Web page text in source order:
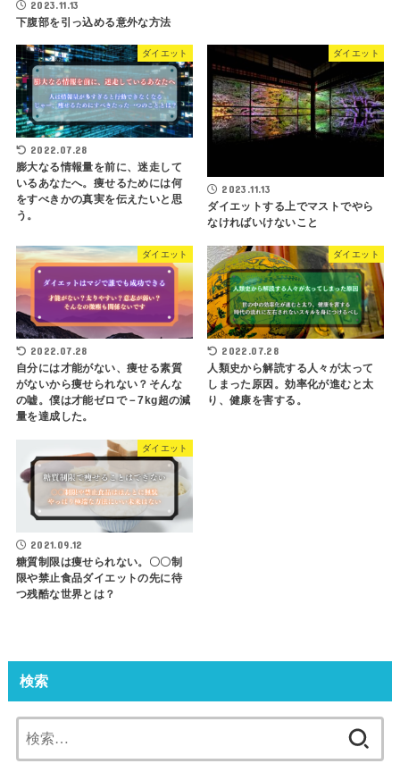
2023.11.13
下腹部を引っ込める意外な方法
ダイエット
2022.07.28
膨大なる情報量を前に、迷走して
いるあなたへ。痩せるためには何
をすべきかの真実を伝えたいと思
う。
ダイエット
2023.11.13
ダイエットする上でマストでやら
なければいけないこと
ダイエット
2022.07.28
自分には才能がない、痩せる素質
がないから痩せられない？そんな
の嘘。僕は才能ゼロで－7kg超の減
量を達成した。
ダイエット
2022.07.28
人類史から解読する人々が太って
しまった原因。効率化が進むと太
り、健康を害する。
ダイエット
2021.09.12
糖質制限は痩せられない。〇〇制
限や禁止食品ダイエットの先に待
つ残酷な世界とは？
検索
索: